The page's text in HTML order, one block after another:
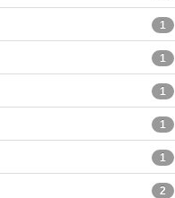
1
1
1
1
1
2